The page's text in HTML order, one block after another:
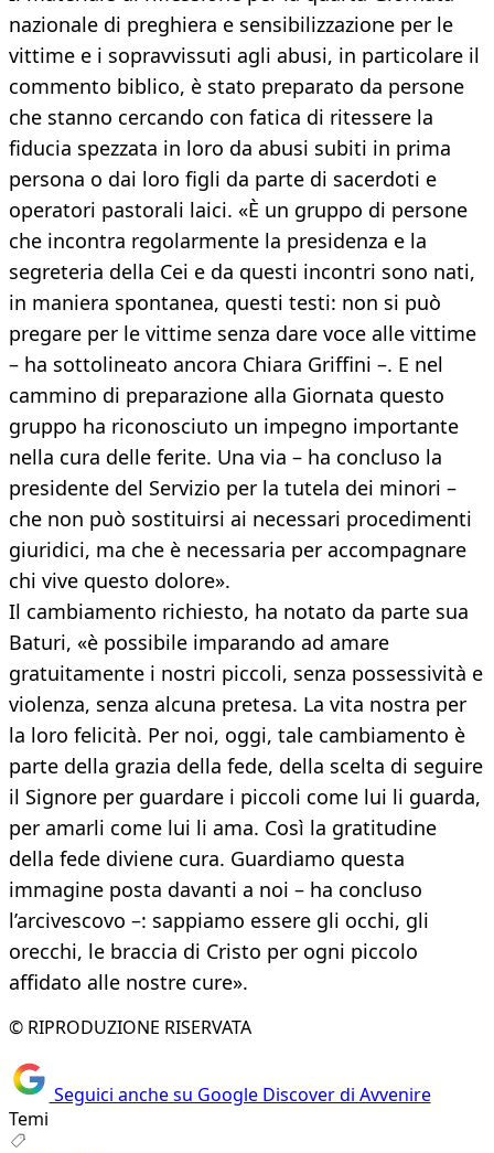
nazionale di preghiera e sensibilizzazione per le
vittime e i sopravvissuti agli abusi, in particolare il
commento biblico, è stato preparato da persone
che stanno cercando con fatica di ritessere la
fiducia spezzata in loro da abusi subiti in prima
persona o dai loro figli da parte di sacerdoti e
operatori pastorali laici. «È un gruppo di persone
che incontra regolarmente la presidenza e la
segreteria della Cei e da questi incontri sono nati,
in maniera spontanea, questi testi: non si può
pregare per le vittime senza dare voce alle vittime
– ha sottolineato ancora Chiara Griffini –. E nel
cammino di preparazione alla Giornata questo
gruppo ha riconosciuto un impegno importante
nella cura delle ferite. Una via – ha concluso la
presidente del Servizio per la tutela dei minori –
che non può sostituirsi ai necessari procedimenti
giuridici, ma che è necessaria per accompagnare
chi vive questo dolore».
Il cambiamento richiesto, ha notato da parte sua
Baturi, «è possibile imparando ad amare
gratuitamente i nostri piccoli, senza possessività e
violenza, senza alcuna pretesa. La vita nostra per
la loro felicità. Per noi, oggi, tale cambiamento è
parte della grazia della fede, della scelta di seguire
il Signore per guardare i piccoli come lui li guarda,
per amarli come lui li ama. Così la gratitudine
della fede diviene cura. Guardiamo questa
immagine posta davanti a noi – ha concluso
l’arcivescovo –: sappiamo essere gli occhi, gli
orecchi, le braccia di Cristo per ogni piccolo
affidato alle nostre cure».
© RIPRODUZIONE RISERVATA
Seguici anche su Google Discover di Avvenire
Temi